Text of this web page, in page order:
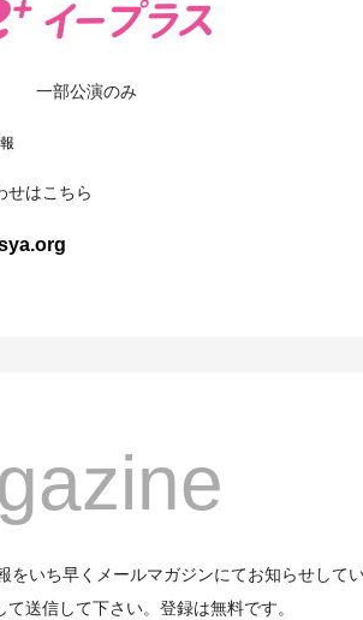
一部公演のみ
せはこちら
いち早くメールマガジンにてお知らせしてい
送信して下さい。登録は無料です。